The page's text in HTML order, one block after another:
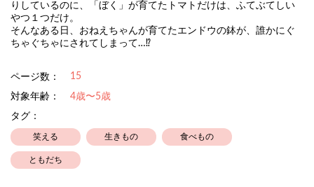
りしているのに、「ぼく」が育てたトマトだけは、ふてぶてしい
やつ１つだけ。
そんなある日、おねえちゃんが育てたエンドウの鉢が、誰かにぐ
ちゃぐちゃにされてしまって…⁉
ページ数： 15
対象年齢：
4歳〜5歳
タグ：
笑える 生きもの 食べもの
ともだち